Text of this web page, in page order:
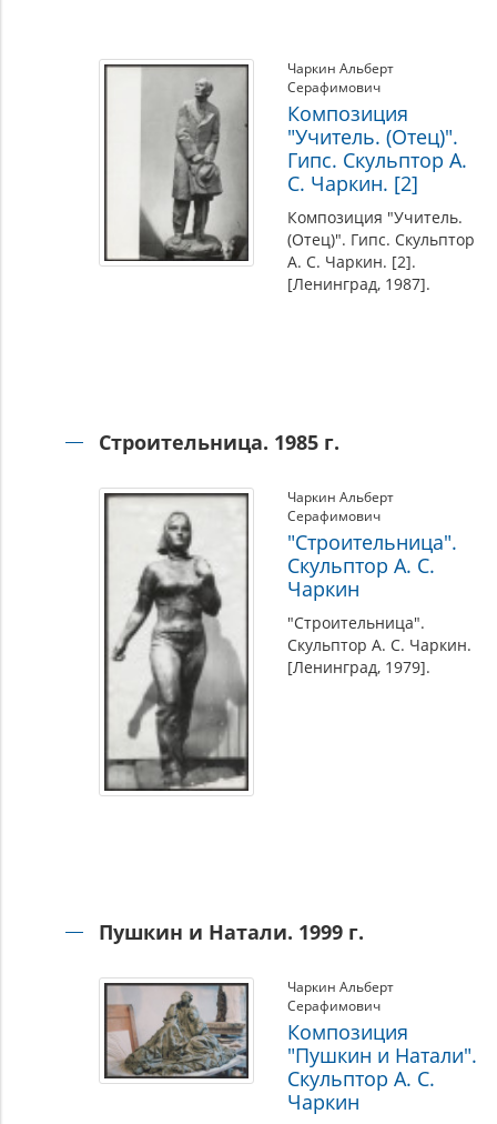
Чаркин Альберт
Серафимович
Композиция
"Учитель. (Отец)".
Гипс. Скульптор А.
С. Чаркин. [2]
Композиция "Учитель.
(Отец)". Гипс. Скульптор
А. С. Чаркин. [2].
[Ленинград, 1987].
Строительница. 1985 г.
Чаркин Альберт
Серафимович
"Строительница".
Скульптор А. С.
Чаркин
"Строительница".
Скульптор А. С. Чаркин.
[Ленинград, 1979].
Пушкин и Натали. 1999 г.
Чаркин Альберт
Серафимович
Композиция
"Пушкин и Натали".
Скульптор А. С.
Чаркин